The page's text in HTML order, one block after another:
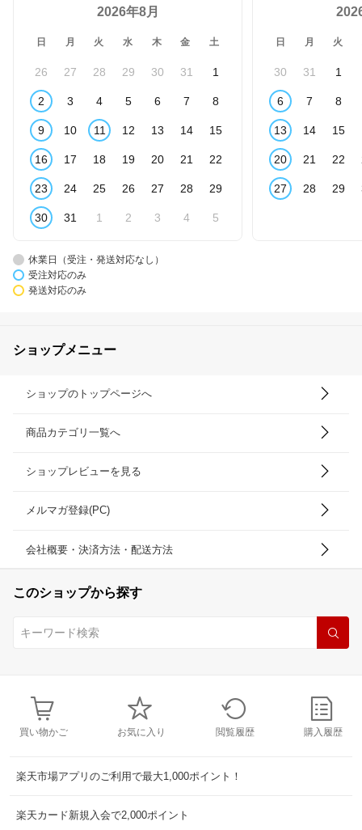
2026年8月
日 月 火 水 木 金 土
26 27 28 29 30 31 1
2 3 4 5 6 7 8
9 10 11 12 13 14 15
16 17 18 19 20 21 22
23 24 25 26 27 28 29
30 31 1 2 3 4 5
日 月 火
30 31 1
6 7 8
13 14 15
20 21 22
27 28 29
休業日（受注・発送対応なし）
受注対応のみ
発送対応のみ
ショップメニュー
ショップのトップページへ
商品カテゴリ一覧へ
ショップレビューを見る
メルマガ登録(PC)
会社概要・決済方法・配送方法
このショップから探す
買い物かご お気に入り 閲覧履歴 購入履歴
楽天市場アプリのご利用で最大1,000ポイント！
楽天カード新規入会で2,000ポイント